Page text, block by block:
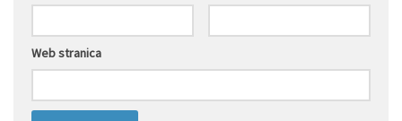
Web stranica